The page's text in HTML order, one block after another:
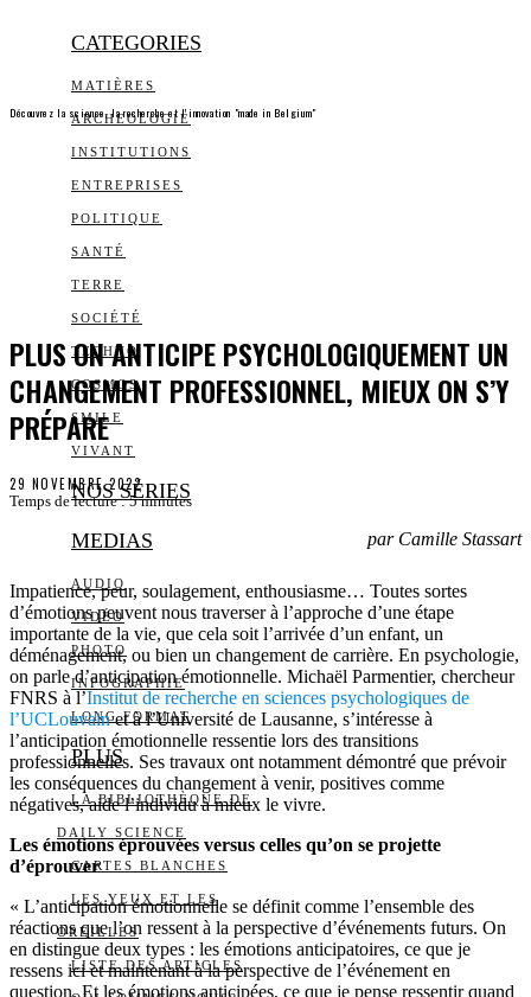
CATEGORIES
MATIÈRES
ARCHEOLOGIE
INSTITUTIONS
ENTREPRISES
POLITIQUE
SANTÉ
TERRE
SOCIÉTÉ
TECHNO
COSMOS
SMILE
VIVANT
NOS SÉRIES
MEDIAS
AUDIO
VIDÉO
PHOTO
INFOGRAPHIE
LONG FORMAT
PLUS
LA BIBLIOTHÈQUE DE
DAILY SCIENCE
CARTES BLANCHES
LES YEUX ET LES
OREILLES
LISTE DES ARTICLES
Découvrez la science, la recherche et l’innovation "made in Belgium"
PLUS ON ANTICIPE PSYCHOLOGIQUEMENT UN
CHANGEMENT PROFESSIONNEL, MIEUX ON S’Y
PRÉPARE
29 NOVEMBRE 2022
Temps de lecture :5 minutes
par Camille Stassart
Impatience, peur, soulagement, enthousiasme… Toutes sortes
d’émotions peuvent nous traverser à l’approche d’une étape
importante de la vie, que cela soit l’arrivée d’un enfant, un
déménagement, ou bien un changement de carrière. En psychologie,
on parle d’anticipation émotionnelle. Michaël Parmentier, chercheur
FNRS à l’Institut de recherche en sciences psychologiques de
l’UCLouvainet à l’Université de Lausanne, s’intéresse à
l’anticipation émotionnelle ressentie lors des transitions
professionnelles. Ses travaux ont notamment démontré que prévoir
les conséquences du changement à venir, positives comme
négatives, aide l’individu à mieux le vivre.
Les émotions éprouvées versus celles qu’on se projette
d’éprouver
« L’anticipation émotionnelle se définit comme l’ensemble des
réactions que l’on ressent à la perspective d’événements futurs. On
en distingue deux types : les émotions anticipatoires, ce que je
ressens ici et maintenant à la perspective de l’événement en
question. Et les émotions anticipées, ce que je pense ressentir quand